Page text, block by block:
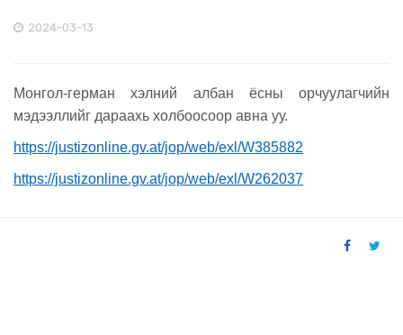
2024-03-13
Монгол-герман хэлний албан ёсны орчуулагчийн
мэдээллийг дараахь холбоосоор авна уу.
https://justizonline.gv.at/jop/web/exl/W385882
https://justizonline.gv.at/jop/web/exl/W262037